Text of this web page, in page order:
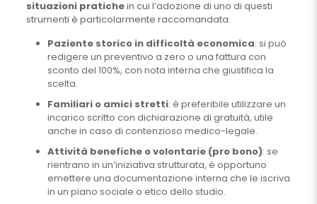
situazioni pratichein cui l’adozione di uno di questi
strumenti è particolarmente raccomandata:
Paziente storico in difficoltà economica: si può
redigere un preventivo a zero o una fattura con
sconto del 100%, con nota interna che giustifica la
scelta.
Familiari o amici stretti: è preferibile utilizzare un
incarico scritto con dichiarazione di gratuità, utile
anche in caso di contenzioso medico-legale.
Attività benefiche o volontarie (pro bono): se
rientrano in un’iniziativa strutturata, è opportuno
emettere una documentazione interna che le iscriva
in un piano sociale o etico dello studio.